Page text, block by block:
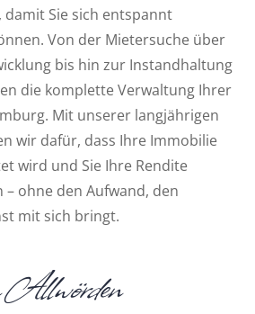
Sie sich entspannt
Von der Mietersuche über
bis hin zur Instandhaltung
die komplette Verwaltung Ihrer
Mit unserer langjährigen
wir dafür, dass Ihre Immobilie
wird und Sie Ihre Rendite
ohne den Aufwand, den
mit sich bringt.
Allwörden